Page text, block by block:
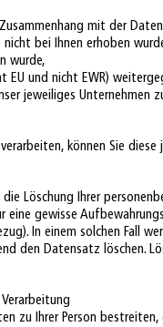
mit der
bei Ihnen erhoben
wurde,
und nicht EWR)
jeweiliges Unternehmen
können Sie
Löschung Ihrer
gewisse
In einem solchen Fall
den Datensatz löschen.
zu Ihrer Person